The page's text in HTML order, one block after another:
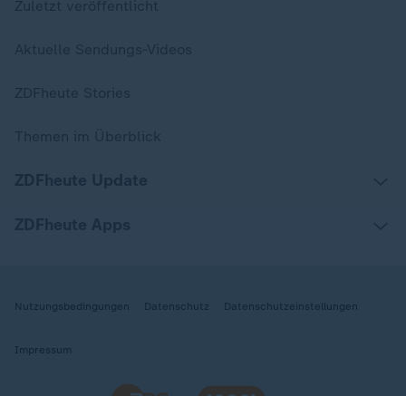
Nutzungsbedingungen Datenschutz Datenschutzeinstellungen
Impressum